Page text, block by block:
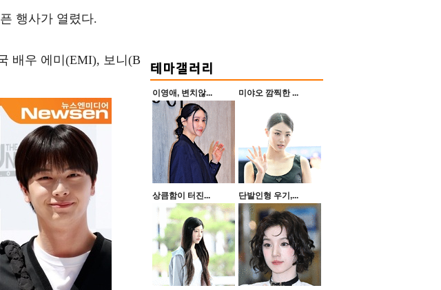
행사가 열렸다.
배우 에미(EMI), 보니(B
이영애, 변치않... 미야오 깜찍한 ...
상큼함이 터진... 단발인형 우기,...